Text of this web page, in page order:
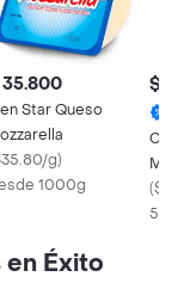
Star Queso
g)
1000g
$
(
Éxito